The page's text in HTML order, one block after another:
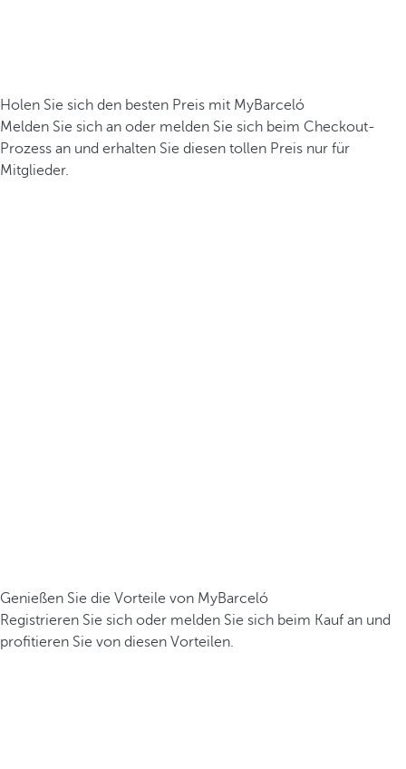
Holen Sie sich den besten Preis mit MyBarceló
Melden Sie sich an oder melden Sie sich beim Checkout-
Prozess an und erhalten Sie diesen tollen Preis nur für
Mitglieder.
Genießen Sie die Vorteile von MyBarceló
Registrieren Sie sich oder melden Sie sich beim Kauf an und
profitieren Sie von diesen Vorteilen.